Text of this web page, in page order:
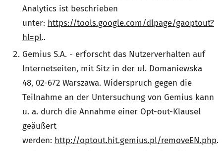
Analytics ist beschrieben
unter: https://tools.google.com/dlpage/gaoptout?
hl=pl..
Gemius S.A. - erforscht das Nutzerverhalten auf
Internetseiten, mit Sitz in der ul. Domaniewska
48, 02-672 Warszawa. Widerspruch gegen die
Teilnahme an der Untersuchung von Gemius kann
u. a. durch die Annahme einer Opt-out-Klausel
geäußert
werden: http://optout.hit.gemius.pl/removeEN.php.